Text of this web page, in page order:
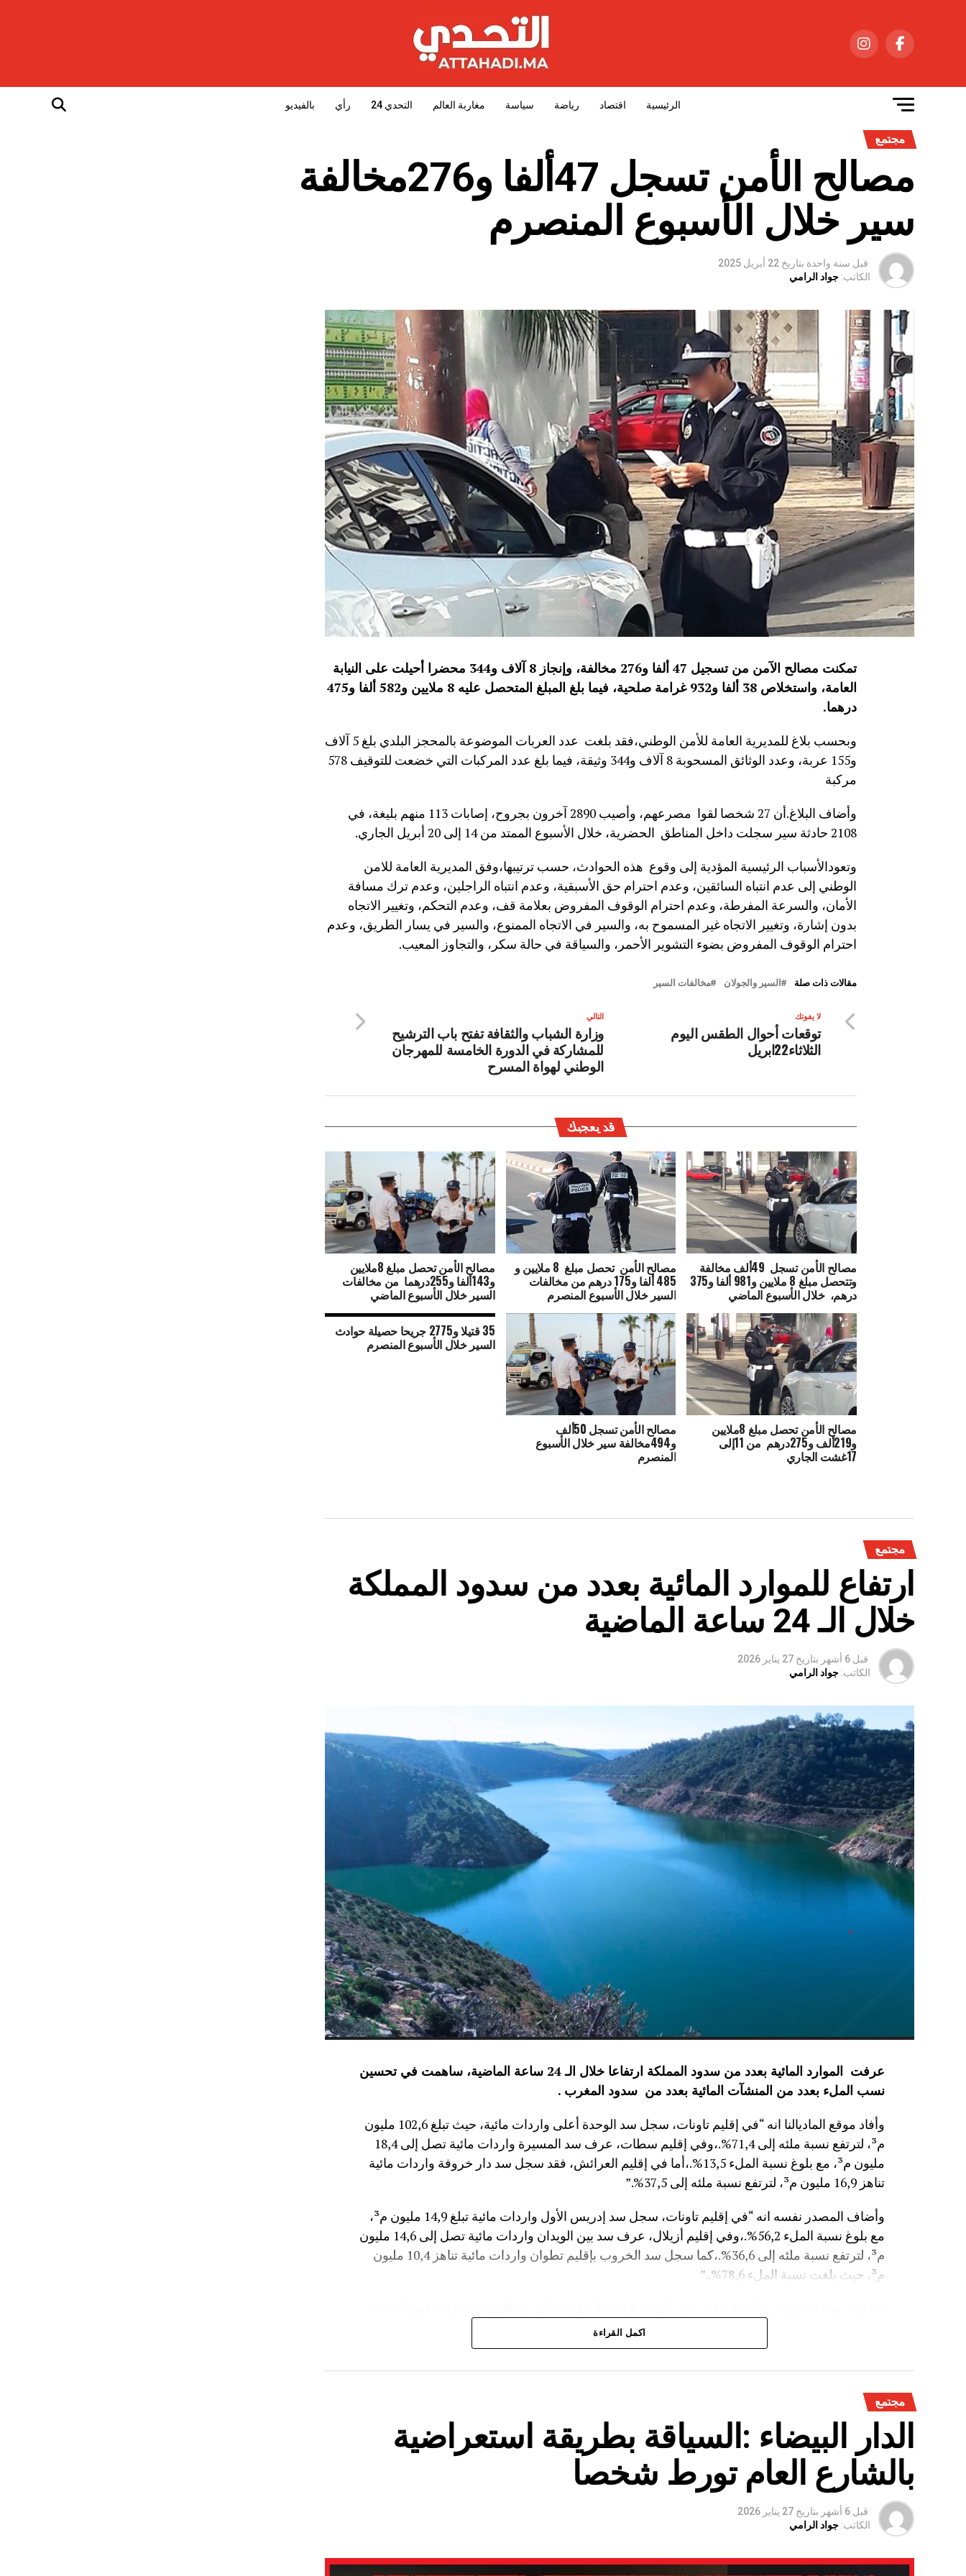
الرئيسية اقتصاد رياضة سياسة مغاربة العالم التحدي 24 رأي بالفيديو
مجتمع
مصالح الأمن تسجل 47ألفا و276مخالفة
سير خلال الأسبوع المنصرم
قبل سنة واحدة بتاريخ 22 أبريل 2025
الكاتب: جواد الرامي
تمكنت مصالح الآمن من تسجيل 47 ألفا و276 مخالفة، وإنجاز 8 آلاف و344 محضرا أحيلت على النيابة
العامة، واستخلاص 38 ألفا و932 غرامة صلحية، فيما بلغ المبلغ المتحصل عليه 8 ملايين و582 ألفا و475
درهما.
وبحسب بلاغ للمديرية العامة للأمن الوطني،فقد بلغت عدد العربات الموضوعة بالمحجز البلدي بلغ 5 آلاف
و155 عربة، وعدد الوثائق المسحوبة 8 آلاف و344 وثيقة، فيما بلغ عدد المركبات التي خضعت للتوقيف 578
مركبة
وأضاف البلاغ.أن 27 شخصا لقوا مصرعهم، وأصيب 2890 آخرون بجروح، إصابات 113 منهم بليغة، في
2108 حادثة سير سجلت داخل المناطق الحضرية، خلال الأسبوع الممتد من 14 إلى 20 أبريل الجاري.
وتعودالأسباب الرئيسية المؤدية إلى وقوع هذه الحوادث، حسب ترتيبها،وفق المديرية العامة للامن
الوطني إلى عدم انتباه السائقين، وعدم احترام حق الأسبقية، وعدم انتباه الراجلين، وعدم ترك مسافة
الأمان، والسرعة المفرطة، وعدم احترام الوقوف المفروض بعلامة قف، وعدم التحكم، وتغيير الاتجاه
بدون إشارة، وتغيير الاتجاه غير المسموح به، والسير في الاتجاه الممنوع، والسير في يسار الطريق، وعدم
احترام الوقوف المفروض بضوء التشوير الأحمر، والسياقة في حالة سكر، والتجاوز المعيب.
مقالات ذات صلة السير والجولان مخالفات السير
التالي
وزارة الشباب والثقافة تفتح باب الترشيح
للمشاركة في الدورة الخامسة للمهرجان
الوطني لهواة المسرح
لا يفوتك
توقعات أحوال الطقس اليوم
الثلاثاء22ابريل
قد يعجبك
مصالح الأمن تسجل 49ألف مخالفة
وتتحصل مبلغ 8 ملايين و981 ألفا و375
درهم، خلال الأسبوع الماضي
مصالح الأمن تحصل مبلغ 8 ملايين و
485 ألفا و175 درهم من مخالفات
السير خلال الأسبوع المنصرم
مصالح الأمن تحصل مبلغ 8ملايين
و143ألفا و255درهما من مخالفات
السير خلال الأسبوع الماضي
مصالح الأمن تحصل مبلغ 8ملايين
و219ألف و275درهم من 11إلى
17غشت الجاري
مصالح الأمن تسجل 50ألف
و494مخالفة سير خلال الأسبوع
المنصرم
35 قتيلا و2775 جريحا حصيلة حوادث
السير خلال الأسبوع المنصرم
مجتمع
ارتفاع للموارد المائية بعدد من سدود المملكة
خلال الـ 24 ساعة الماضية
قبل 6 أشهر بتاريخ 27 يناير 2026
الكاتب: جواد الرامي
عرفت الموارد المائية بعدد من سدود المملكة ارتفاعا خلال الـ 24 ساعة الماضية، ساهمت في تحسين
نسب الملء بعدد من المنشآت المائية بعدد من سدود المغرب .
وأفاد موقع الماديالنا انه “في إقليم تاونات، سجل سد الوحدة أعلى واردات مائية، حيث تبلغ 102,6 مليون
م³، لترتفع نسبة ملئه إلى 71,4%.،وفي إقليم سطات، عرف سد المسيرة واردات مائية تصل إلى 18,4
مليون م³، مع بلوغ نسبة الملء 13,5%.،أما في إقليم العرائش، فقد سجل سد دار خروفة واردات مائية
تناهز 16,9 مليون م³، لترتفع نسبة ملئه إلى 37,5%.”
وأضاف المصدر نفسه انه “في إقليم تاونات، سجل سد إدريس الأول واردات مائية تبلغ 14,9 مليون م³،
مع بلوغ نسبة الملء 56,2%.،وفي إقليم أزيلال، عرف سد بين الويدان واردات مائية تصل إلى 14,6 مليون
م³، لترتفع نسبة ملئه إلى 36,6%.،كما سجل سد الخروب بإقليم تطوان واردات مائية تناهز 10,4 مليون
م³، حيث بلغت نسبة الملء 78,6%..”
اكمل القراءة
مجتمع
الدار البيضاء :السياقة بطريقة استعراضية
بالشارع العام تورط شخصا
قبل 6 أشهر بتاريخ 27 يناير 2026
الكاتب: جواد الرامي